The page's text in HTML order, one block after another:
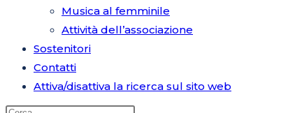
Musica al femminile
Attività dell’associazione
Sostenitori
Contatti
Attiva/disattiva la ricerca sul sito web